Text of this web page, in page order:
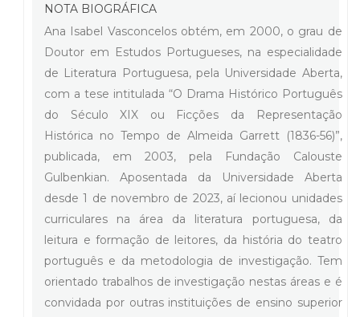
NOTA BIOGRÁFICA
Ana Isabel Vasconcelos obtém, em 2000, o grau de
Doutor em Estudos Portugueses, na especialidade
de Literatura Portuguesa, pela Universidade Aberta,
com a tese intitulada “O Drama Histórico Português
do Século XIX ou Ficções da Representação
Histórica no Tempo de Almeida Garrett (1836-56)”,
publicada, em 2003, pela Fundação Calouste
Gulbenkian. Aposentada da Universidade Aberta
desde 1 de novembro de 2023, aí lecionou unidades
curriculares na área da literatura portuguesa, da
leitura e formação de leitores, da história do teatro
português e da metodologia de investigação. Tem
orientado trabalhos de investigação nestas áreas e é
convidada por outras instituições de ensino superior